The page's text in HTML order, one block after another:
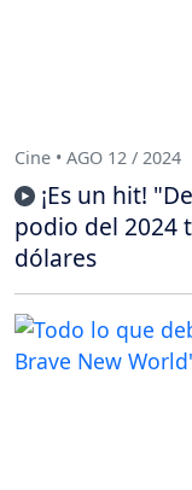
Cine • AGO 12 / 2024
¡Es un hit!
podio del 2024
dólares